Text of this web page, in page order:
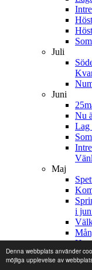
Denna webbplats använder
möjliga upplevelse av
Juli
Juni
Nu
Lag
Maj
i
Hur